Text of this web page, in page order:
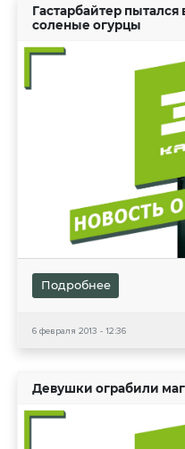
Гастарбайтер
соленые огурцы
Подробнее
6 февраля 2013 - 12:36
Девушки ограбили